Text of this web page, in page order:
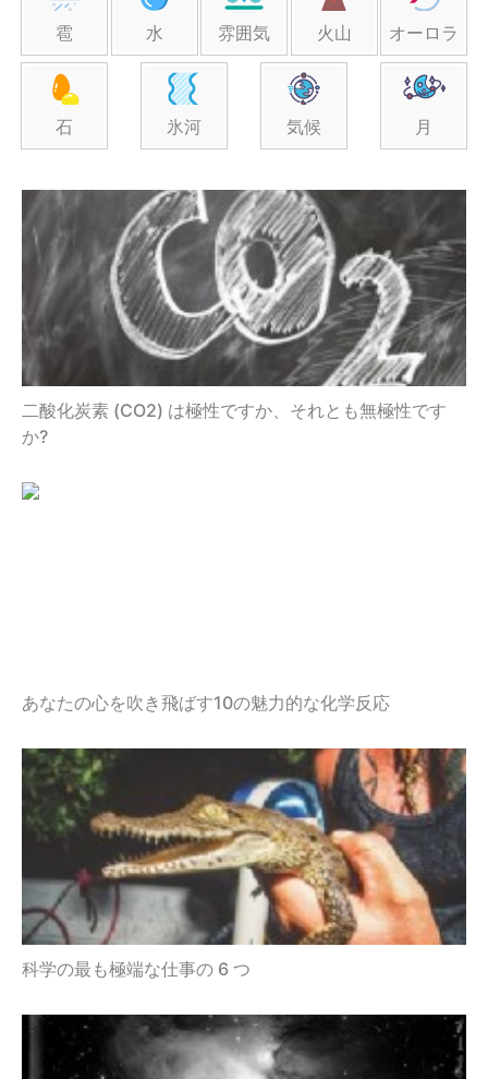
雹 水 雰囲気 火山 オーロラ
石 氷河 気候 月
二酸化炭素 (CO2) は極性ですか、それとも無極性です
か?
あなたの心を吹き飛ばす10の魅力的な化学反応
科学の最も極端な仕事の 6 つ